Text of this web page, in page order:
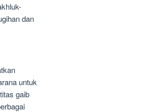
dan
untuk
gaib